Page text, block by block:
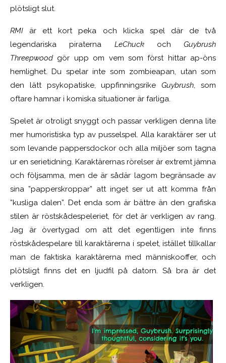
plötsligt slut.
RMI är ett kort peka och klicka spel där de två
legendariska piraterna LeChuck och Guybrush
Threepwood gör upp om vem som först hittar ap-öns
hemlighet. Du spelar inte som zombieapan, utan som
den lätt psykopatiske, uppfinningsrikeGuybrush, som
oftare hamnar i komiska situationer är farliga.
Spelet är otroligt snyggt och passar verkligen denna lite
mer humoristiska typ av pusselspel. Alla karaktärer ser ut
som levande pappersdockor och alla miljöer som tagna
ur en serietidning. Karaktärernas rörelser är extremt jämna
och följsamma, men de är sådär lagom begränsade av
sina ”papperskroppar” att inget ser ut att komma från
”kusliga dalen”. Det enda som är bättre än den grafiska
stilen är röstskådespeleriet, för det är verkligen av rang.
Jag är övertygad om att det egentligen inte finns
röstskådespelare till karaktärerna i spelet, istället tillkallar
man de faktiska karaktärerna med människooffer, och
plötsligt finns det en ljudfil på datorn. Så bra är det
verkligen.